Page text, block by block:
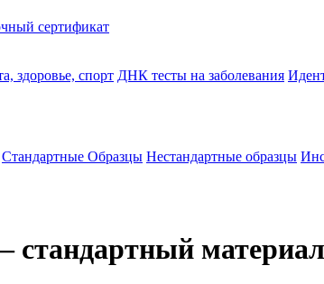
сертификат
здоровье, спорт ДНК тесты на заболевания
Стандартные Образцы Нестандартные образцы
стандартный